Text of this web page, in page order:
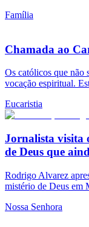
Família
Chamada ao
Os católicos que não
vocação espiritual.
Eucaristia
Jornalista visita
de Deus que
Rodrigo Alvarez
mistério de Deus em
Nossa Senhora